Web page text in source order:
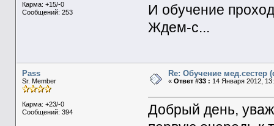
Карма: +15/-0
Сообщений: 253
И обучение
Ждем-с...
Pass
Sr. Member
Карма: +23/-0
Сообщений: 394
Re: Обучение мед.сестер
« Ответ #33 : 14 Января 2012,
Добрый день,